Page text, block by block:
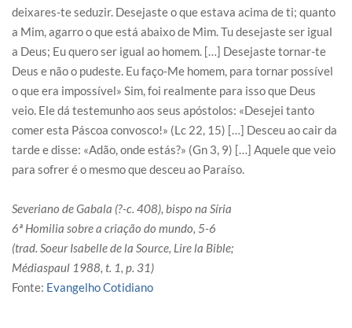
deixares-te seduzir. Desejaste o que estava acima de ti; quanto
a Mim, agarro o que está abaixo de Mim. Tu desejaste ser igual
a Deus; Eu quero ser igual ao homem. […] Desejaste tornar-te
Deus e não o pudeste. Eu faço-Me homem, para tornar possível
o que era impossível» Sim, foi realmente para isso que Deus
veio. Ele dá testemunho aos seus apóstolos: «Desejei tanto
comer esta Páscoa convosco!» (Lc 22, 15) […] Desceu ao cair da
tarde e disse: «Adão, onde estás?» (Gn 3, 9) […] Aquele que veio
para sofrer é o mesmo que desceu ao Paraíso.
Severiano de Gabala (?-c. 408), bispo na Síria
6ª Homilia sobre a criação do mundo, 5-6
(trad. Soeur Isabelle de la Source, Lire la Bible;
Médiaspaul 1988, t. 1, p. 31)
Fonte: Evangelho Cotidiano